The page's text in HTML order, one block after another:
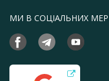
МИ В СОЦІАЛЬНИХ